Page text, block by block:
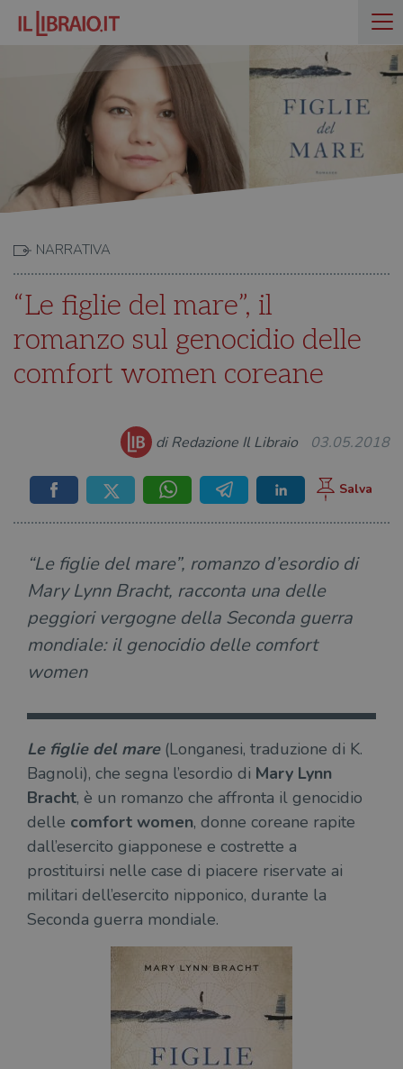
NARRATIVA
“Le figlie del mare”, il
romanzo sul genocidio delle
comfort women coreane
di Redazione Il Libraio 03.05.2018
“Le figlie del mare”, romanzo d’esordio di
Mary Lynn Bracht, racconta una delle
peggiori vergogne della Seconda guerra
mondiale: il genocidio delle comfort
women
Le figlie del mare (Longanesi, traduzione di K.
Bagnoli), che segna l’esordio di Mary Lynn
Bracht, è un romanzo che affronta il genocidio
delle comfort women, donne coreane rapite
dall’esercito giapponese e costrette a
prostituirsi nelle case di piacere riservate ai
militari dell’esercito nipponico, durante la
Seconda guerra mondiale.